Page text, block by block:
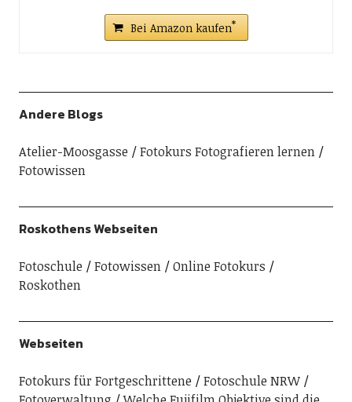
Bei Amazon kaufen
Andere Blogs
Atelier-Moosgasse
Fotokurs Fotografieren lernen
Fotowissen
Roskothens Webseiten
Fotoschule Fotowissen
Online Fotokurs
Roskothen
Webseiten
Fotokurs für Fortgeschrittene
Fotoschule NRW